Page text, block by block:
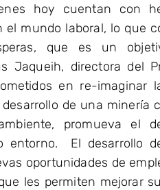
hoy cuentan con
el mundo laboral, lo que
que es un
Jaqueih, directora del
en re-
de una minería
promueva el
entorno. El desarrollo
oportunidades de
les permiten mejorar